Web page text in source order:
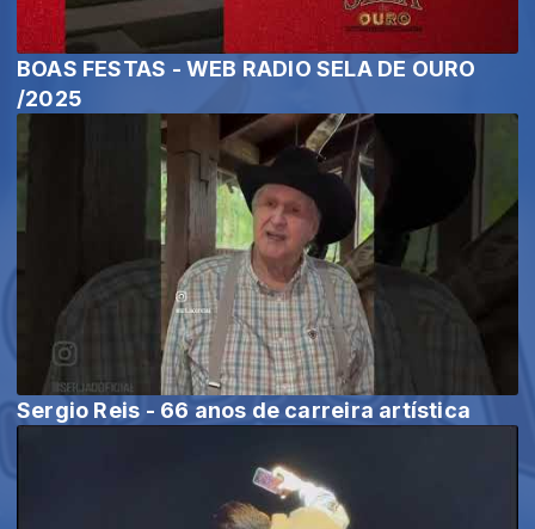
BOAS FESTAS - WEB RADIO SELA DE OURO
/2025
Sergio Reis - 66 anos de carreira artística